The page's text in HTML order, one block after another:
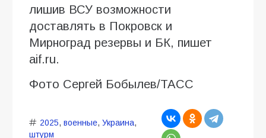
лишив ВСУ возможности
доставлять в Покровск и
Мирноград резервы и БК, пишет
aif.ru.
Фото Сергей Бобылев/ТАСС
2025, военные, Украина,
штурм